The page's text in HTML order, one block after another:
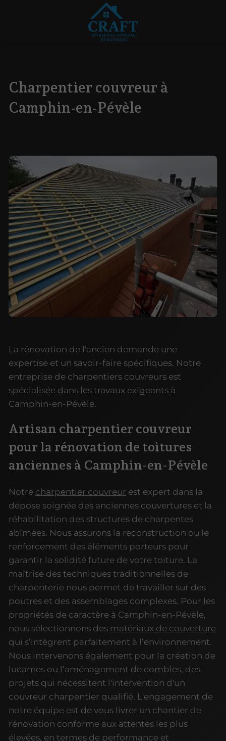
Charpentier couvreur à
Camphin-en-Pévèle
La rénovation de l'ancien demande une
expertise et un savoir-faire spécifiques. Notre
entreprise de charpentiers couvreurs est
spécialisée dans les travaux exigeants à
Camphin-en-Pévèle.
Artisan charpentier couvreur
pour la rénovation de toitures
anciennes à Camphin-en-Pévèle
Notre charpentier couvreur est expert dans la
dépose soignée des anciennes couvertures et la
réhabilitation des structures de charpentes
abîmées. Nous assurons la reconstruction ou le
renforcement des éléments porteurs pour
garantir la solidité future de votre toiture. La
maîtrise des techniques traditionnelles de
charpenterie nous permet de travailler sur des
poutres et des assemblages complexes. Pour les
propriétés de caractère à Camphin-en-Pévèle,
nous sélectionnons des matériaux de couverture
qui s’intègrent parfaitement à l’environnement.
Nous intervenons également pour la création de
lucarnes ou l’aménagement de combles, des
projets qui nécessitent l'intervention d'un
couvreur charpentier qualifié. L'engagement de
notre équipe est de vous livrer un chantier de
rénovation conforme aux attentes les plus
élevées, en termes de performance et